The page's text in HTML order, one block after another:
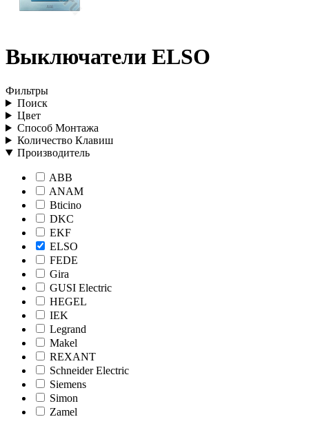
Выключатели ELSO
Фильтры
Поиск
Цвет
Способ Монтажа
Количество Клавиш
Производитель
ABB
ANAM
Bticino
DKC
EKF
ELSO
FEDE
Gira
GUSI Electric
HEGEL
IEK
Legrand
Makel
REXANT
Schneider Electric
Siemens
Simon
Zamel